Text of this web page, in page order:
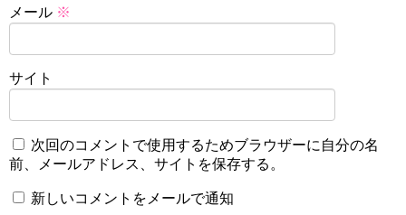
メール ※
サイト
次回のコメントで使用するためブラウザーに自分の名
前、メールアドレス、サイトを保存する。
新しいコメントをメールで通知